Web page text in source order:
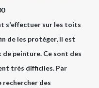
s'effectuer sur les toits
de les protéger, il est
peinture. Ce sont des
très difficiles. Par
rechercher des